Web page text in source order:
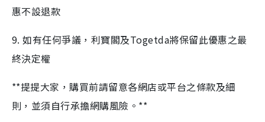
惠不設退款
9. 如有任何爭議，利寶閣及Togetda將保留此優惠之最
終決定權
**提提大家，購買前請留意各網店或平台之條款及細
則，並須自行承擔網購風險。**